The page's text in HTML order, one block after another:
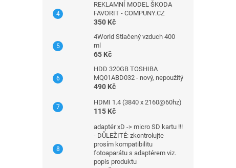
REKLAMNÍ MODEL ŠKODA
FAVORIT - COMPUNY.CZ
350 Kč
4World Stlačený vzduch 400
ml
65 Kč
HDD 320GB TOSHIBA
MQ01ABD032 - nový, nepoužitý
490 Kč
HDMI 1.4 (3840 x 2160@60hz)
115 Kč
adaptér xD -> micro SD kartu !!!
- DŮLEŽITÉ: zkontrolujte
prosím kompatibilitu
fotoaparátu s adaptérem viz.
popis produktu